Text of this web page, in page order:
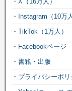
・ Instagram（10万
・ TikTok（1万人）
・ Facebookページ
・ 書籍・出版
・ プライバシーポリ